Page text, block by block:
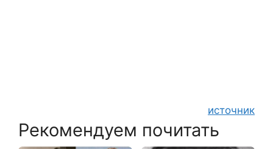
источник
Рекомендуем почитать